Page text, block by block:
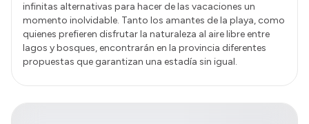
infinitas alternativas para hacer de las vacaciones un
momento inolvidable. Tanto los amantes de la playa, como
quienes prefieren disfrutar la naturaleza al aire libre entre
lagos y bosques, encontrarán en la provincia diferentes
propuestas que garantizan una estadía sin igual.